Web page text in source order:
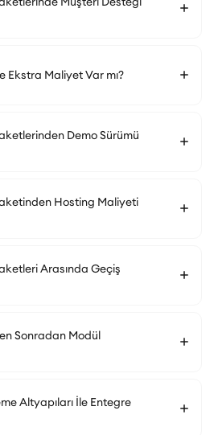
Ekstra Maliyet Var mı?
Demo Sürümü
Hosting Maliyeti
Arasında Geçiş
Sonradan Modül
Altyapıları İle Entegre